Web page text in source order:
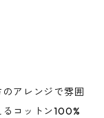
アレンジで雰囲
コットン100%